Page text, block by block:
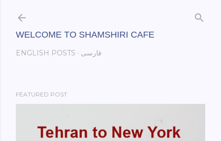
WELCOME TO SHAMSHIRI CAFE
ENGLISH POSTS فارسی
FEATURED POST